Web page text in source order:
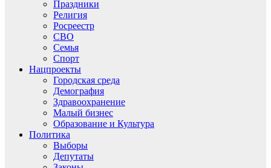
Праздники
Религия
Росреестр
СВО
Семья
Спорт
Нацпроекты
Городская среда
Демография
Здравоохранение
Малый бизнес
Образование и Культура
Политика
Выборы
Депутаты